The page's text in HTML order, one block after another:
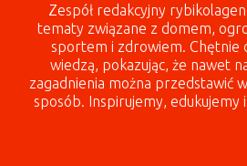
Zespół redakcyjny
tematy związane z domem,
sportem i zdrowiem. Chętnie
wiedzą, pokazując, że nawet
zagadnienia można przedstawić
sposób. Inspirujemy, edukujemy